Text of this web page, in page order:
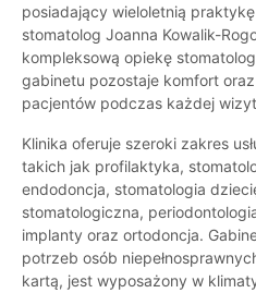
posiadający wieloletnią
stomatolog Joanna Kowalik-
kompleksową opiekę
gabinetu pozostaje komfort
pacjentów podczas każdej
Klinika oferuje szeroki zakres
takich jak profilaktyka,
endodoncja, stomatologia
stomatologiczna,
implanty oraz ortodoncja.
potrzeb osób
kartą, jest wyposażony w